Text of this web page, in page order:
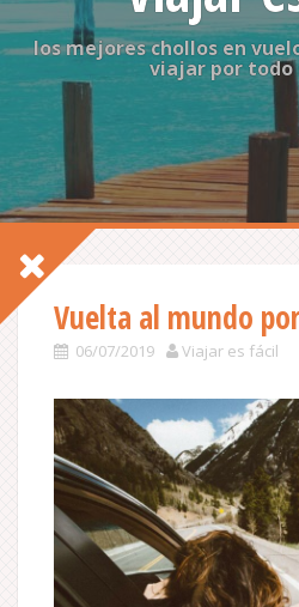
n
t
los mejores chollos en
viajar por todo
Vuelta al mundo
06/07/2019 Viajar es fácil